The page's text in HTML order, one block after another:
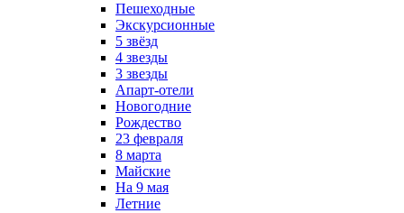
Пешеходные
Экскурсионные
5 звёзд
4 звезды
3 звезды
Апарт-отели
Новогодние
Рождество
23 февраля
8 марта
Майские
На 9 мая
Летние